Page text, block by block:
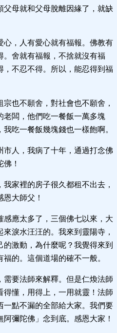
父母就和父母脫離因緣了，就缺
心，人有愛心就有福報。佛教有
。舍就有福報，不捨就沒有福
，不忍不得。所以，能忍得到福
也不願舍，對社會也不願舍，
闆，他們吃一餐飯一萬多塊
吃一餐飯幾塊錢也一樣飽啊。
市人，我病了十年，通過打念佛
！
家裡的房子很久都租不出去，
大師父！
感應太多了，三個佛七以來，大
淚水汪汪的。我來到靈陽寺，
激動，為什麼呢？我覺得來到
的。這個道場的確不一般。
需要法師來解釋。但是仁煥法師
得懂，用得上，一用就靈！法師
一點不漏的全部給大家。我們要
彌陀佛」念到底。感恩大家！